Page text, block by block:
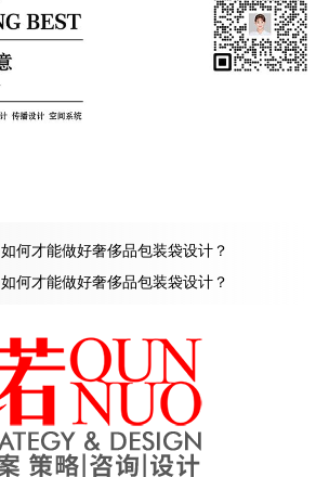
如何才能做好奢侈品包装袋设计？
如何才能做好奢侈品包装袋设计？